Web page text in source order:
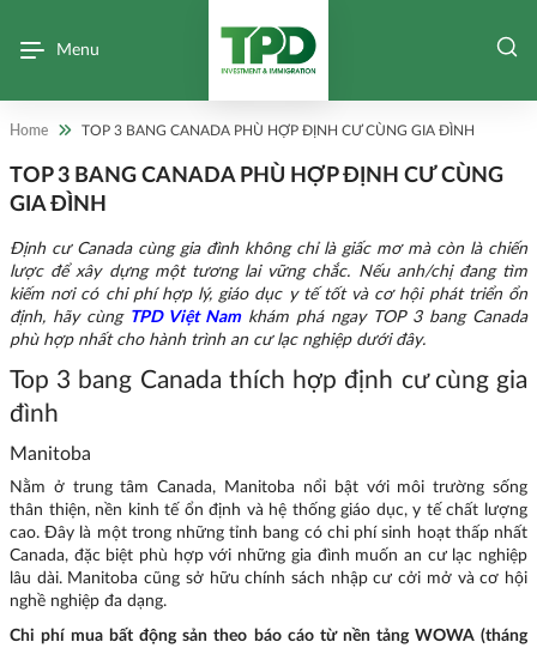
Menu
Home TOP 3 BANG CANADA PHÙ HỢP ĐỊNH CƯ CÙNG GIA ĐÌNH
TOP 3 BANG CANADA PHÙ HỢP ĐỊNH CƯ CÙNG
GIA ĐÌNH
Định cư Canada cùng gia đình không chỉ là giấc mơ mà còn là chiến
lược để xây dựng một tương lai vững chắc. Nếu anh/chị đang tìm
kiếm nơi có chi phí hợp lý, giáo dục y tế tốt và cơ hội phát triển ổn
định, hãy cùng TPD Việt Namkhám phá ngay TOP 3 bang Canada
phù hợp nhất cho hành trình an cư lạc nghiệp dưới đây.
Top 3 bang Canada thích hợp định cư cùng gia
đình
Manitoba
Nằm ở trung tâm Canada, Manitoba nổi bật với môi trường sống
thân thiện, nền kinh tế ổn định và hệ thống giáo dục, y tế chất lượng
cao. Đây là một trong những tỉnh bang có chi phí sinh hoạt thấp nhất
Canada, đặc biệt phù hợp với những gia đình muốn an cư lạc nghiệp
lâu dài. Manitoba cũng sở hữu chính sách nhập cư cởi mở và cơ hội
nghề nghiệp đa dạng.
Chi phí mua bất động sản theo báo cáo từ nền tảng WOWA (tháng